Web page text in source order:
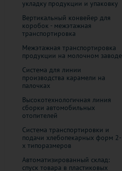
укладку продукции и упаковку
Вертикальный конвейер для
коробок - межэтажная
транспортировка
Межэтажная транспортировка
продукции на молочном заводе
Система для линии
производства карамели на
палочках
Высокотехнологичная линия
сборки автомобильных
отопителей
Система транспортировки и
подачи хлебопекарных форм 2-
х типоразмеров
Автоматизированный склад:
спуск товара в пластиковых